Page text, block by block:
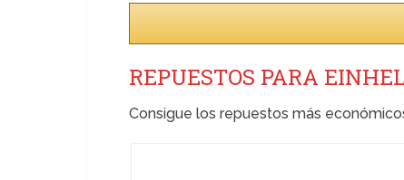
REPUESTOS PARA
Consigue los repuestos más